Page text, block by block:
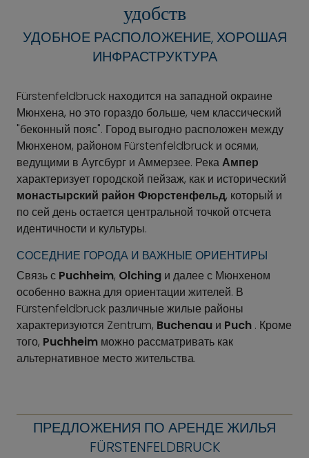
удобств
УДОБНОЕ РАСПОЛОЖЕНИЕ, ХОРОШАЯ
ИНФРАСТРУКТУРА
Fürstenfeldbruck находится на западной окраине
Мюнхена, но это гораздо больше, чем классический
"беконный пояс". Город выгодно расположен между
Мюнхеном, районом Fürstenfeldbruck и осями,
ведущими в Аугсбург и Аммерзее. РекаАмпер
характеризует городской пейзаж, как и исторический
монастырский район Фюрстенфельд, который и
по сей день остается центральной точкой отсчета
идентичности и культуры.
СОСЕДНИЕ ГОРОДА И ВАЖНЫЕ ОРИЕНТИРЫ
Связь с Puchheim, Olching и далее с Мюнхеном
особенно важна для ориентации жителей. В
Fürstenfeldbruck различные жилые районы
характеризуются Zentrum, Buchenau и Puch . Кроме
того, Puchheim можно рассматривать как
альтернативное место жительства.
ПРЕДЛОЖЕНИЯ ПО АРЕНДЕ ЖИЛЬЯ
FÜRSTENFELDBRUCK